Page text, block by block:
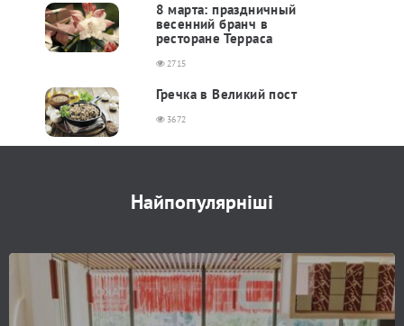
8 марта: праздничный
весенний бранч в
ресторане Терраса
2715
Гречка в Великий пост
3672
Найпопулярніші